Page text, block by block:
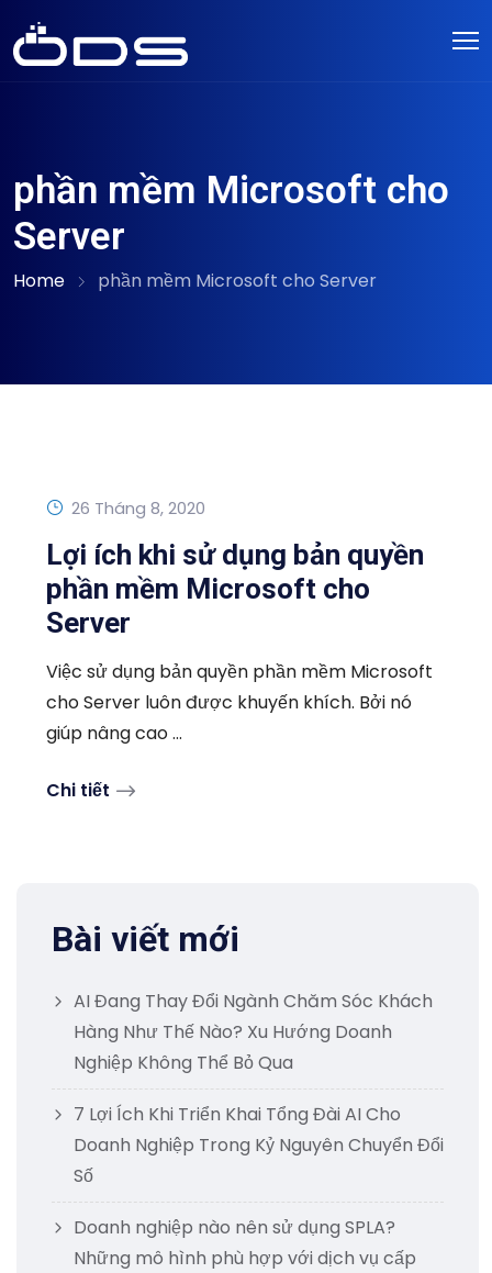
phần mềm Microsoft cho
Server
Home phần mềm Microsoft cho Server
26 Tháng 8, 2020
Lợi ích khi sử dụng bản quyền
phần mềm Microsoft cho
Server
Việc sử dụng bản quyền phần mềm Microsoft
cho Server luôn được khuyến khích. Bởi nó
giúp nâng cao ...
Chi tiết
Bài viết mới
AI Đang Thay Đổi Ngành Chăm Sóc Khách
Hàng Như Thế Nào? Xu Hướng Doanh
Nghiệp Không Thể Bỏ Qua
7 Lợi Ích Khi Triển Khai Tổng Đài AI Cho
Doanh Nghiệp Trong Kỷ Nguyên Chuyển Đổi
Số
Doanh nghiệp nào nên sử dụng SPLA?
Những mô hình phù hợp với dịch vụ cấp